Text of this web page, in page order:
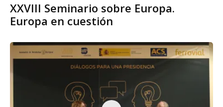
XXVIII Seminario sobre Europa.
Europa en cuestión